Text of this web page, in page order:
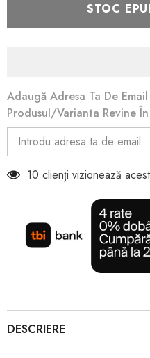
STOC
Adaugă Adresa Ta De
Produsul/varianta Revine
10 clienți vizionează
DESCRIERE